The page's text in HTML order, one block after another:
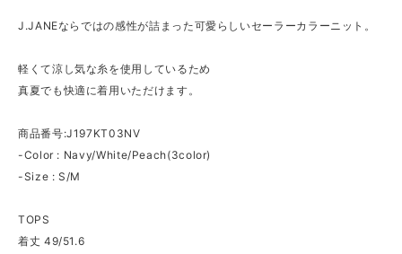
J.JANEならではの感性が詰まった可愛らしいセーラーカラーニット。
軽くて涼し気な糸を使用しているため
真夏でも快適に着用いただけます。
商品番号:J197KT03NV
-Color : Navy/White/Peach(3color)
-Size : S/M
TOPS
着丈 49/51.6